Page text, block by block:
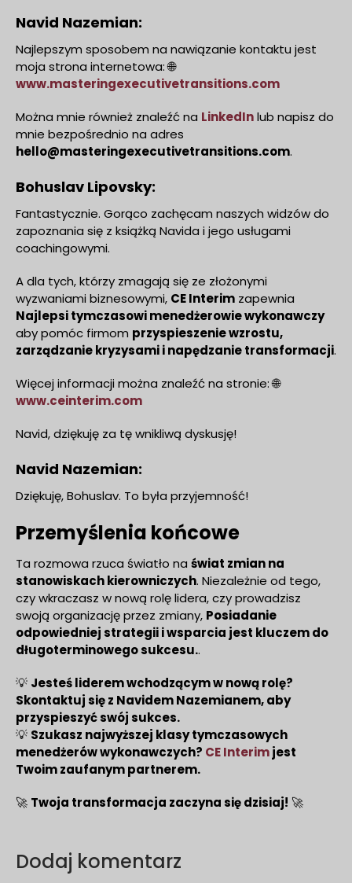
Navid Nazemian:
Najlepszym sposobem na nawiązanie kontaktu jest
moja strona internetowa: 🌐
www.masteringexecutivetransitions.com
Można mnie również znaleźć na LinkedInlub napisz do
mnie bezpośrednio na adres
hello@masteringexecutivetransitions.com.
Bohuslav Lipovsky:
Fantastycznie. Gorąco zachęcam naszych widzów do
zapoznania się z książką Navida i jego usługami
coachingowymi.
A dla tych, którzy zmagają się ze złożonymi
wyzwaniami biznesowymi, CE Interim zapewnia
Najlepsi tymczasowi menedżerowie wykonawczy
aby pomóc firmom przyspieszenie wzrostu,
zarządzanie kryzysami i napędzanie transformacji.
Więcej informacji można znaleźć na stronie: 🌐
www.ceinterim.com
Navid, dziękuję za tę wnikliwą dyskusję!
Navid Nazemian:
Dziękuję, Bohuslav. To była przyjemność!
Przemyślenia końcowe
Ta rozmowa rzuca światło na świat zmian na
stanowiskach kierowniczych. Niezależnie od tego,
czy wkraczasz w nową rolę lidera, czy prowadzisz
swoją organizację przez zmiany, Posiadanie
odpowiedniej strategii i wsparcia jest kluczem do
długoterminowego sukcesu..
💡 Jesteś liderem wchodzącym w nową rolę?
Skontaktuj się z Navidem Nazemianem, aby
przyspieszyć swój sukces.
💡 Szukasz najwyższej klasy tymczasowych
menedżerów wykonawczych? CE Interimjest
Twoim zaufanym partnerem.
🚀 Twoja transformacja zaczyna się dzisiaj! 🚀
Dodaj komentarz